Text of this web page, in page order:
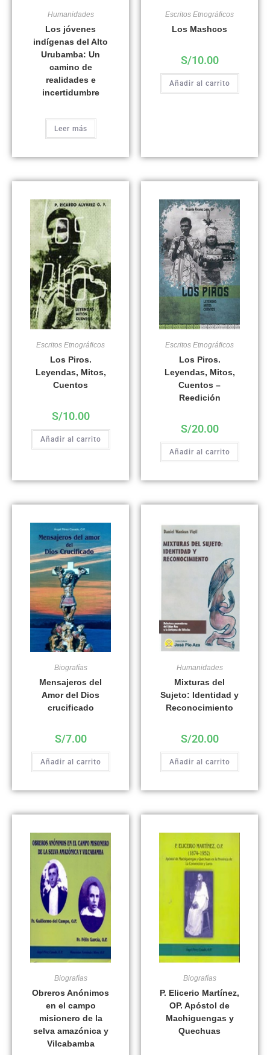
Humanidades
Los jóvenes
indígenas del Alto
Urubamba: Un
camino de
realidades e
incertidumbre
Leer más
Escritos Etnográficos
Los Mashcos
S/10.00
Añadir al carrito
Escritos Etnográficos
Los Piros.
Leyendas, Mitos,
Cuentos
S/10.00
Añadir al carrito
Escritos Etnográficos
Los Piros.
Leyendas, Mitos,
Cuentos –
Reedición
S/20.00
Añadir al carrito
Biografías
Mensajeros del
Amor del Dios
crucificado
S/7.00
Añadir al carrito
Humanidades
Mixturas del
Sujeto: Identidad y
Reconocimiento
S/20.00
Añadir al carrito
Biografías
Obreros Anónimos
en el campo
misionero de la
selva amazónica y
Vilcabamba
Biografías
P. Elicerio Martínez,
OP. Apóstol de
Machiguengas y
Quechuas